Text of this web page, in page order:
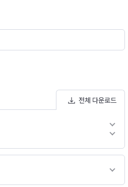
입비중, 만기수익률, 듀레이션(dur
벡시티 (convexity, 곡선의 변화율
격의 변화량), 유동성 등을 종합적
수포지션을 통한 레버리지 전략이
US Long Treasury Total Ret
전체 다운로드